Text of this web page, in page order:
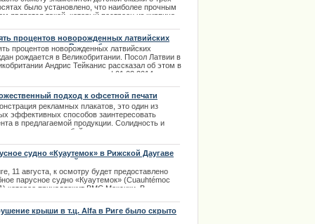
и огромной загруженностью экспертов.
было установлено, что наиболее прочным
является такой, который построен из кирпича.
кирпича могут простоять без всякого
подряд несколько веков.
процентов новорожденных латвийских
рождается в Великобритании
процентов новорожденных латвийских
рождается в Великобритании. Посол Латвии в
Андрис Тейканис рассказал об этом в
из интервью на телеканале. | 01.02.2014
подход к офсетной печати
рекламных плакатов, это один из
эффективных способов заинтересовать
в предлагаемой продукции. Солидность и
любой компании намного
такой вид рекламы, как плакат. |
судно «Куаутемок» в Рижской Даугаве
своих посетителей
11 августа, к осмотру будет предоставлено
парусное судно «Куаутемок» (Cuauhtémoc
которое принадлежит ВМС Мексики. В
по плану учения, которое длится несколько
крыши в т.ц. Alfa в Риге было скрыто